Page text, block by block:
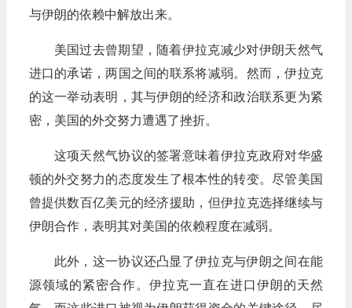
与伊朗的依赖中解放出来。
美国过去曾期望，随着伊拉克减少对伊朗天然气
进口的承诺，两国之间的联系将减弱。然而，伊拉克
的这一举动表明，其与伊朗的经济和政治联系更为紧
密，美国的外交努力遭遇了挫折。
这项天然气协议的签署意味着伊拉克政府对华盛
顿的外交努力的态度发生了根本性的转变。尽管美国
曾提供数百亿美元的经济援助，但伊拉克选择继续与
伊朗合作，表明其对美国的依赖程度在减弱。
此外，这一协议还凸显了伊拉克与伊朗之间在能
源领域的紧密合作。伊拉克一直在进口伊朗的天然